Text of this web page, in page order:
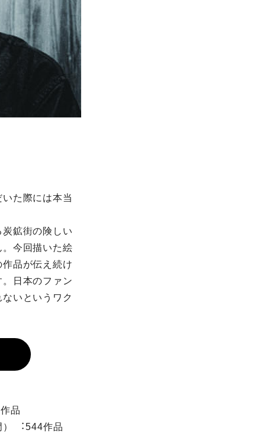
た際には本当
鉱街の険しい
今回描いた絵
品が伝え続け
⽇本のファン
いというワク
品
） ︓544作品